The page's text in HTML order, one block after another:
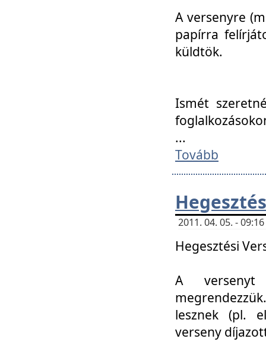
A versenyre
papírra
küldtök.
Ismét
...
Tovább
2011. 04. 05. -
Hegesztési
A versenyt
lesznek (pl.
verseny